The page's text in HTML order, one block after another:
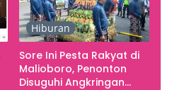
Hiburan
Sore Ini Pesta Rakyat di
Malioboro, Penonton
Disuguhi Angkringan